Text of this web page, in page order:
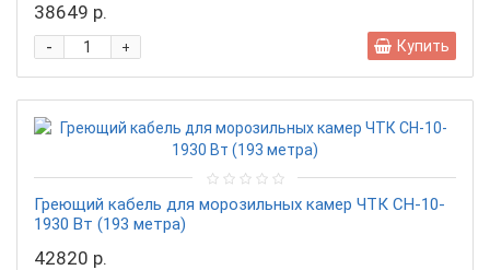
38649 р.
+
- Купить
Греющий кабель для морозильных камер ЧТК СН-10-
1930 Вт (193 метра)
42820 р.